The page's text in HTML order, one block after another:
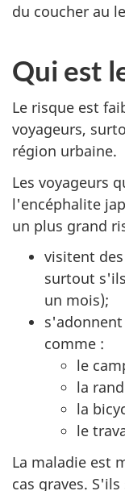
du coucher au
Qui est
Le risque est
voyageurs,
région urbaine.
Les voyageurs
l'encéphalite
un plus grand
visitent
surtout
un mois);
comme :
le
la
la
le
La maladie est
cas graves.